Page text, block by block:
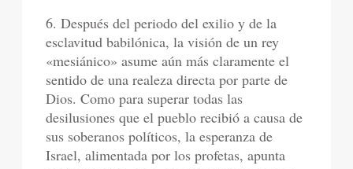
6. Después del periodo del exilio y de la
esclavitud babilónica, la visión de un rey
«mesiánico» asume aún más claramente el
sentido de una realeza directa por parte de
Dios. Como para superar todas las
desilusiones que el pueblo recibió a causa de
sus soberanos políticos, la esperanza de
Israel, alimentada por los profetas, apunta